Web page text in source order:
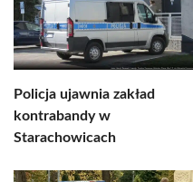
Policja ujawnia zakład
kontrabandy w
Starachowicach